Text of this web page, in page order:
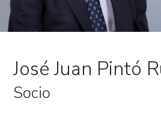
José Juan Pintó
Socio